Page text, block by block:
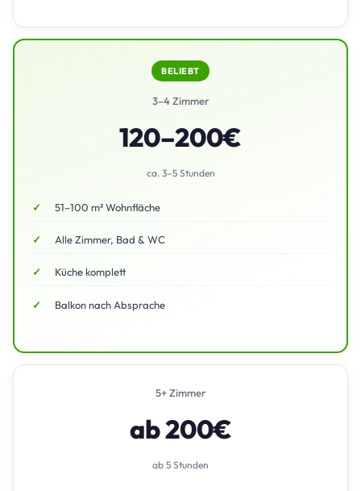
BELIEBT
3–4 Zimmer
120–200€
ca. 3–5 Stunden
51–100 m² Wohnfläche
Alle Zimmer, Bad & WC
Küche komplett
Balkon nach Absprache
5+ Zimmer
ab 200€
ab 5 Stunden